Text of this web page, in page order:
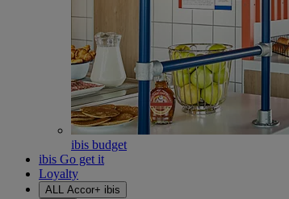
ibis budget
ibis Go get it
Loyalty
ALL Accor+ ibis